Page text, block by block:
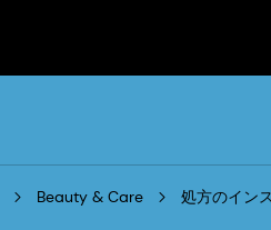
Beauty & Care 処方のイン